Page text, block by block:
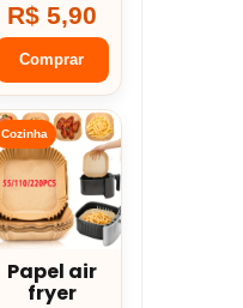
R$ 5,90
Comprar
Cozinha
Papel air
fryer